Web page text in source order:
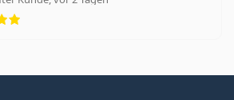
Bewertung 5 aus 5